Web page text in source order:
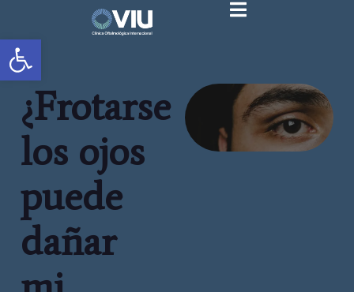
Abrir barra de herramientas
¿Frotarse
los ojos
puede
dañar